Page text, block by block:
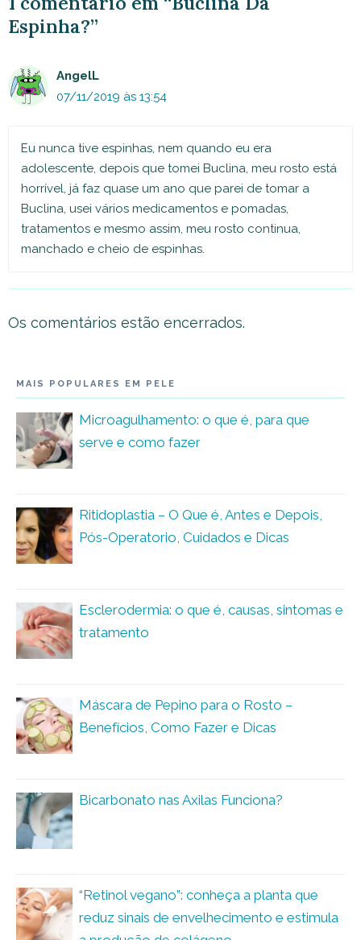
Espinha?”
AngelL
07/11/2019 às 13:54
Eu nunca tive espinhas, nem quando eu era
adolescente, depois que tomei Buclina, meu rosto está
horrível, já faz quase um ano que parei de tomar a
Buclina, usei vários medicamentos e pomadas,
tratamentos e mesmo assim, meu rosto continua,
manchado e cheio de espinhas.
Os comentários estão encerrados.
MAIS POPULARES EM PELE
Microagulhamento: o que é, para que
serve e como fazer
Ritidoplastia – O Que é, Antes e Depois,
Pós-Operatorio, Cuidados e Dicas
Esclerodermia: o que é, causas, sintomas e
tratamento
Máscara de Pepino para o Rosto –
Benefícios, Como Fazer e Dicas
Bicarbonato nas Axilas Funciona?
“Retinol vegano”: conheça a planta que
reduz sinais de envelhecimento e estimula